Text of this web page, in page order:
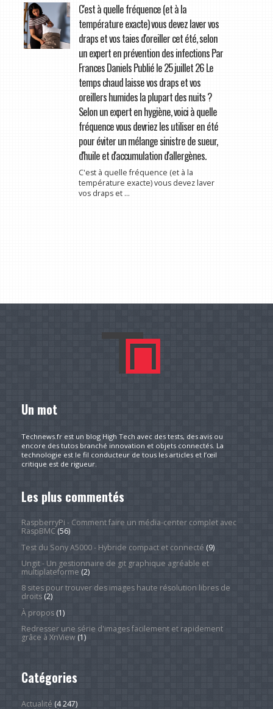
C'est à quelle fréquence (et à la
température exacte) vous devez laver vos
draps et vos taies d'oreiller cet été, selon
un expert en prévention des infections Par
Frances Daniels Publié le 25 juillet 26 Le
temps chaud laisse vos draps et vos
oreillers humides la plupart des nuits ?
Selon un expert en hygiène, voici à quelle
fréquence vous devriez les utiliser en été
pour éviter un mélange sinistre de sueur,
d'huile et d'accumulation d'allergènes.
C'est à quelle fréquence (et à la
température exacte) vous devez laver
vos draps et ...
Un mot
Technews.fr est un blog High Tech avec des tests, des avis ou
encore des tutos branché innovation et objets connectés. La
technologie est le fil conducteur de tous les articles et l’œil
critique est de rigueur.
Les plus commentés
RaspberryPi - Comment faire un média-center complet avec
RaspBMC(56)
Test du Sony A5000 - Hybride compact et connecté (9)
Ungit - Un gestionnaire de git graphique agréable et
multiplateforme (2)
8 sites pour trouver des images haute résolution libres de
droits(2)
À propos(1)
Redresser une série d'images facilement et rapidement
grâce à XnView(1)
Catégories
Actualité (4 247)